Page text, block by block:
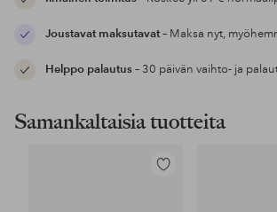
Joustavat maksutavat– Maksa nyt,
Helppo palautus– 30 päivän vaihto- ja
Samankaltaisia tuotteita
Lisää